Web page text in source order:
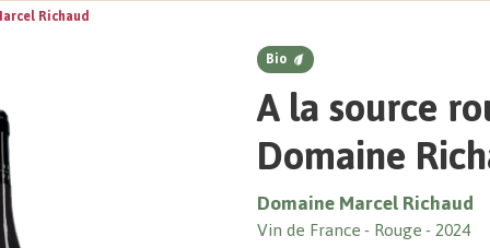
Richaud
Bio
A la source
Domaine
Domaine Marcel Richaud
Vin de France Rouge 2024